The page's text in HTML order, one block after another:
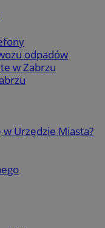
odpadów
w Zabrzu
w Urzędzie Miasta?